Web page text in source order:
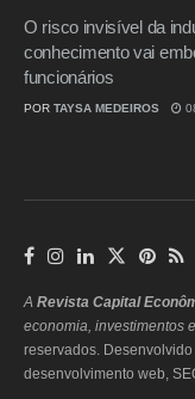
O risco invisível da
conhecimento vai
funcionários
POR TAYSA MEDEIROS
A Revista Capital
economia, investimentos
reservados.
desenvolvimento web,